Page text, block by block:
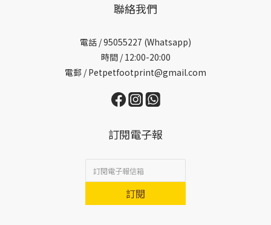
聯絡我們
電話 /95055227 (Whatsapp)
時間 / 12:00-20:00
電郵 / Petpetfootprint@gmail.com
訂閱電子報
訂閱